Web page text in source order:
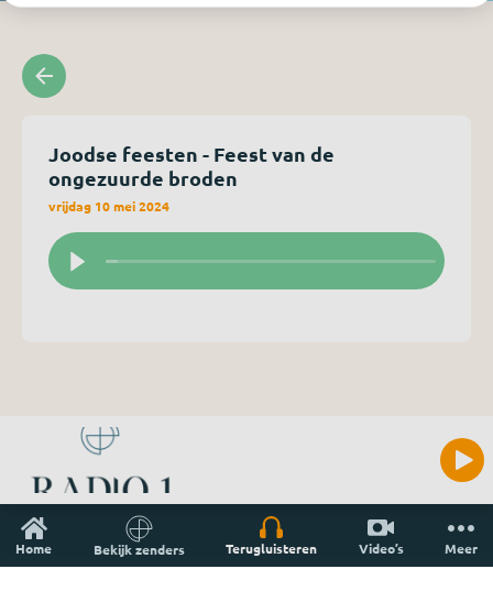
Home Bekijk zenders Terugluisteren Video’s Meer
Joodse feesten - Feest van de
ongezuurde broden
vrijdag 10 mei 2024